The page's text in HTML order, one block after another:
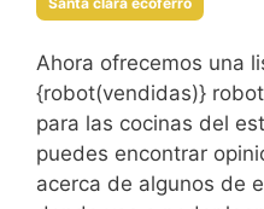
Ahora ofrecemos una
{robot(vendidas)}
para las cocinas del
puedes encontrar
acerca de algunos de